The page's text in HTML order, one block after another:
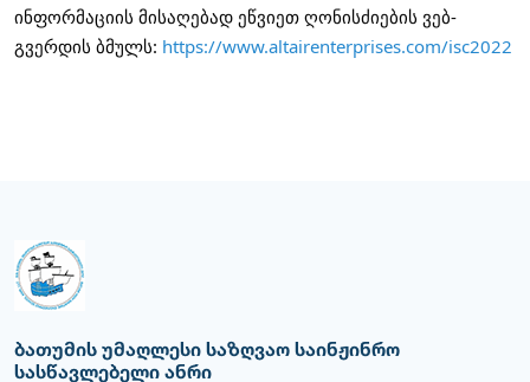
ინფორმაციის მისაღებად ეწვიეთ ღონისძიების ვებ-
გვერდის ბმულს: https://www.altairenterprises.com/isc2022
ბათუმის უმაღლესი საზღვაო საინჟინრო
სასწავლებელი ანრი